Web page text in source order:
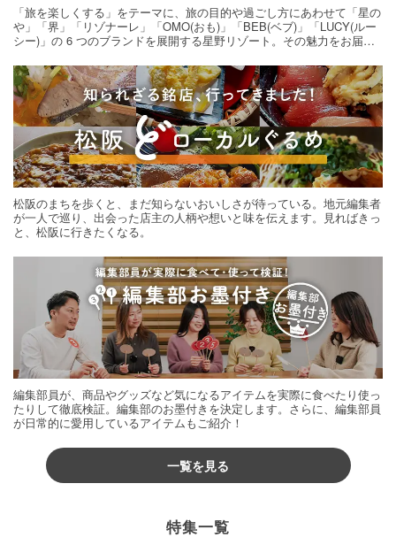
「旅を楽しくする」をテーマに、旅の目的や過ごし方にあわせて「星の
や」「界」「リゾナーレ」「OMO(おも)」「BEB(ベブ)」「LUCY(ルー
シー)」の 6 つのブランドを展開する星野リゾート。その魅力をお届け
松阪のまちを歩くと、まだ知らないおいしさが待っている。地元編集者
が一人で巡り、出会った店主の人柄や想いと味を伝えます。見ればきっ
と、松阪に行きたくなる。
編集部員が、商品やグッズなど気になるアイテムを実際に食べたり使っ
たりして徹底検証。編集部のお墨付きを決定します。さらに、編集部員
が日常的に愛用しているアイテムもご紹介！
一覧を見る
特集一覧